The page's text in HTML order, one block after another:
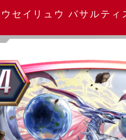
セイリュウ バサルティ